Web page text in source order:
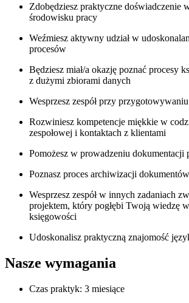
Zdobędziesz praktyczne doświadczenie
środowisku pracy
Weźmiesz aktywny udział w
procesów
Będziesz miał/a okazję poznać procesy
z dużymi zbiorami danych
Wesprzesz zespół przy
Rozwiniesz kompetencje miękkie w
zespołowej i kontaktach z klientami
Pomożesz w prowadzeniu dokumentacji
Poznasz proces archiwizacji dokumentów
Wesprzesz zespół w innych zadaniach
projektem, który pogłębi Twoją wiedzę
księgowości
Udoskonalisz praktyczną znajomość
Nasze wymagania
Czas praktyk: 3 miesiące